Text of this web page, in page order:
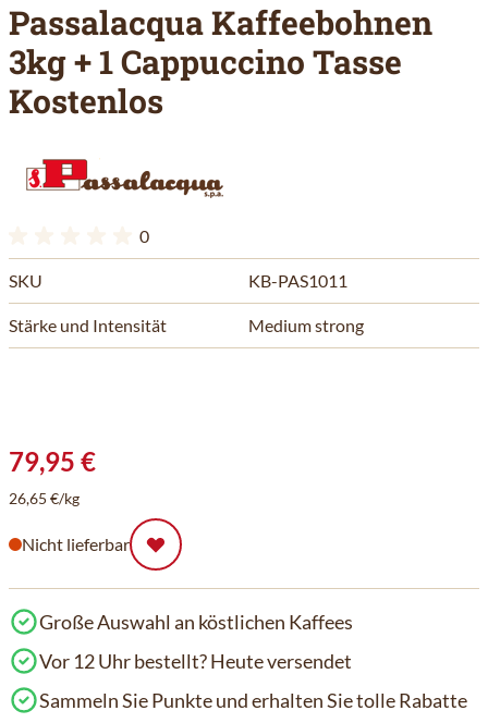
Passalacqua Kaffeebohnen
3kg + 1 Cappuccino Tasse
Kostenlos
0
SKU KB-PAS1011
Stärke und Intensität Medium strong
79,95 €
26,65 €/kg
Nicht lieferbar
Große Auswahl an köstlichen Kaffees
Vor 12 Uhr bestellt? Heute versendet
Sammeln Sie Punkte und erhalten Sie tolle Rabatte